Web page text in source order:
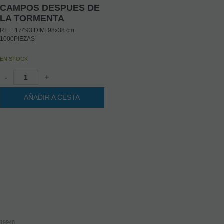
CAMPOS DESPUES DE
LA TORMENTA
REF: 17493 DIM: 98x38 cm
1000PIEZAS
EN STOCK
- +
AÑADIR A CESTA
19948